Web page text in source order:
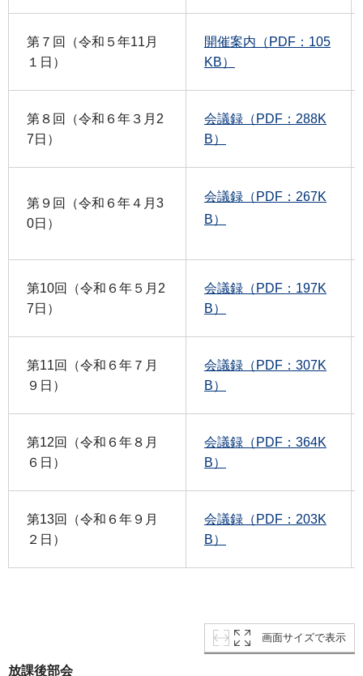
第７回（令和５年11月
１日）
開催案内（PDF：105
KB）
第８回（令和６年３月2
7日）
会議録（PDF：288K
B）
第９回（令和６年４月3
0日）
会議録（PDF：267K
B）
第10回（令和６年５月2
7日）
会議録（PDF：197K
B）
第11回（令和６年７月
９日）
会議録（PDF：307K
B）
第12回（令和６年８月
６日）
会議録（PDF：364K
B）
第13回（令和６年９月
２日）
会議録（PDF：203K
B）
画面サイズで表示
放課後部会